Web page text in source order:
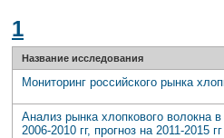
1
Название исследования
Мониторинг российского рынка
Анализ рынка хлопкового волокна
2006-2010 гг, прогноз на 2011-2015 гг